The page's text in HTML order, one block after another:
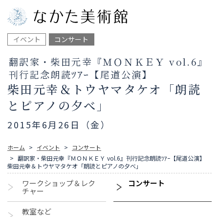
イベント コンサート
翻訳家・柴田元幸『ＭＯＮＫＥＹ vol.6』
刊行記念朗読ﾂｱｰ【尾道公演】
柴田元幸＆トウヤマタケオ「朗読
とピアノの夕べ」
2015年6月26日（金）
ホーム イベント
コンサート
翻訳家・柴田元幸『ＭＯＮＫＥＹ vol.6』刊行記念朗読ﾂｱｰ【尾道公演】
柴田元幸＆トウヤマタケオ「朗読とピアノの夕べ」
ワークショップ＆レク
チャー
コンサート
教室など